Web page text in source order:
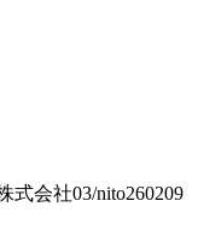
式会社03/nito260209